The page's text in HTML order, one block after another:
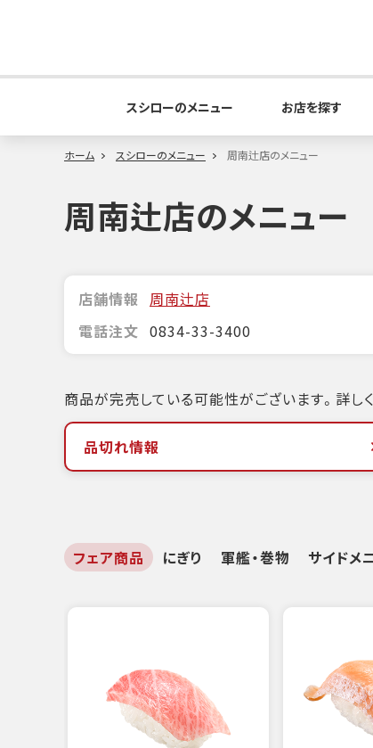
スシローのメニュー お店を探す
ホーム スシローのメニュー 周南辻店のメニュー
周南辻店のメニュー
店舗情報 周南辻店
電話注文 0834-33-3400
商品が完売している可能性がございます。詳し
品切れ情報
フェア商品 にぎり 軍艦・巻物 サイドメ